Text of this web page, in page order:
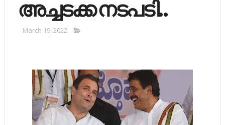
അച്ചടക്ക നടപടി..
March 19, 2022